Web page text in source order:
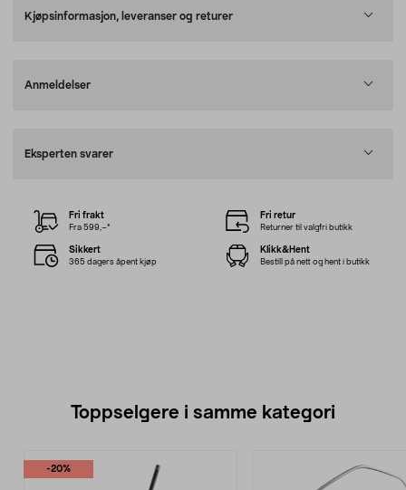
Kjøpsinformasjon, leveranser og returer
Anmeldelser
Eksperten svarer
Fri frakt
Fra 599,–*
Fri retur
Returner til valgfri butikk
Sikkert
365 dagers åpent kjøp
Klikk&Hent
Bestill på nett og hent i butikk
Toppselgere i samme kategori
-20%